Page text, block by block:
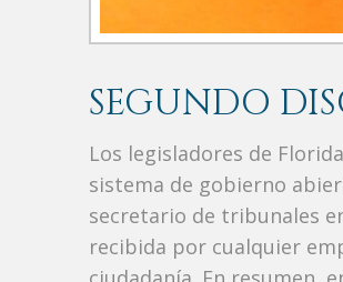
SEGUNDO
Los legisladores de
sistema de gobierno
secretario de tribunales
recibida por cualquier